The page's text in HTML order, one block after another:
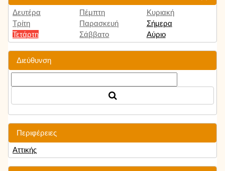
Δευτέρα
Τρίτη
Τετάρτη
Πέμπτη
Παρασκευή
Σάββατο
Κυριακή
Σήμερα
Αύριο
Διεύθυνση
Περιφέρειες
Αττικής